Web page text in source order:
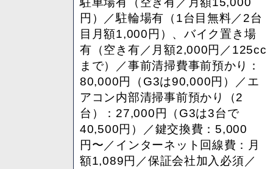
円）／駐輪場有（1台目無料／2台
目月額1,000円）、バイク置き場
有（空き有／月額2,000円／125cc
まで）／事前清掃費事前預かり：
80,000円（G3は90,000円）／エ
アコン内部清掃事前預かり（2
台）：27,000円（G3は3台で
40,500円）／鍵交換費：5,000
円〜／インターネット回線費：月
額1,089円／保証会社加入必須／